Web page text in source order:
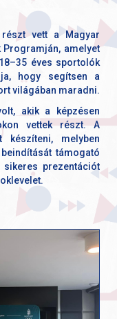
vett a Magyar
amelyet
éves sportolók
hogy segítsen a
világában maradni.
akik a képzésen
vettek részt. A
készíteni, melyben
támogató
prezentációt